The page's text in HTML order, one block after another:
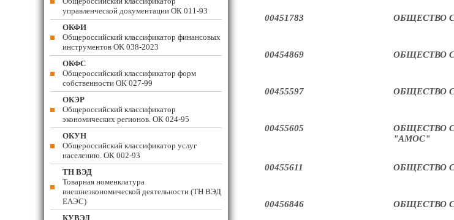
00451783 ОБЩЕСТВО
00454869 ОБЩЕСТВО
00455597 ОБЩЕСТВО
00455605
ОБЩЕСТВО
"АМОС"
00455611 ОБЩЕСТВО
00456846 ОБЩЕСТВО
управленческой документации ОК 011-93
ОКФИ
Общероссийский классификатор финансовых
инструментов OK 038-2023
ОКФС
Общероссийский классификатор форм
собственности ОК 027-99
ОКЭР
Общероссийский классификатор
экономических регионов. ОК 024-95
ОКУН
Общероссийский классификатор услуг
населению. ОК 002-93
ТН ВЭД
Товарная номенклатура
внешнеэкономической деятельности (ТН ВЭД
ЕАЭС)
КУВЭД